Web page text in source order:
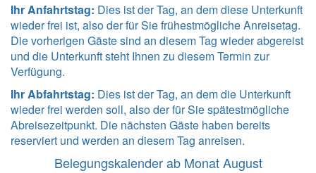
Ihr Anfahrtstag: Dies ist der Tag, an dem diese Unterkunft
wieder frei ist, also der für Sie frühestmögliche Anreisetag.
Die vorherigen Gäste sind an diesem Tag wieder abgereist
und die Unterkunft steht Ihnen zu diesem Termin zur
Verfügung.
Ihr Abfahrtstag: Dies ist der Tag, an dem die Unterkunft
wieder frei werden soll, also der für Sie spätestmögliche
Abreisezeitpunkt. Die nächsten Gäste haben bereits
reserviert und werden an diesem Tag anreisen.
Belegungskalender ab Monat August